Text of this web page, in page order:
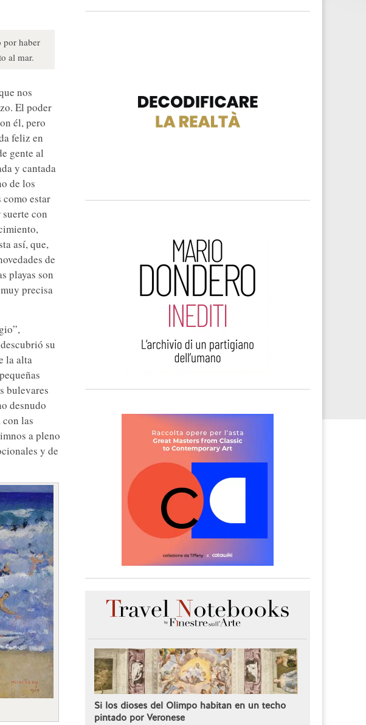
haber
al mar.
nos
El poder
él, pero
feliz en
gente al
y cantada
de los
estar
con
así, que,
de
playas son
precisa
su
la alta
bulevares
desnudo
las
a pleno
y de
Si los dioses del Olimpo habitan en un techo
pintado por Veronese